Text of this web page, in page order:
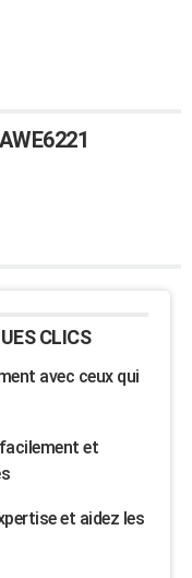
CLICS
avec ceux qui
et
et aidez les